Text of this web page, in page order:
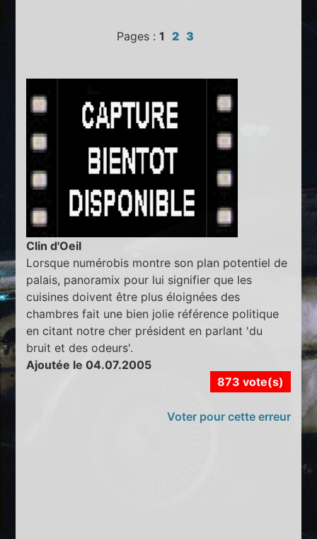
Pages : 1 2 3
Clin d'Oeil
Lorsque numérobis montre son plan potentiel de
palais, panoramix pour lui signifier que les
cuisines doivent être plus éloignées des
chambres fait une bien jolie référence politique
en citant notre cher président en parlant 'du
bruit et des odeurs'.
Ajoutée le 04.07.2005
873 vote(s)
Voter pour cette erreur